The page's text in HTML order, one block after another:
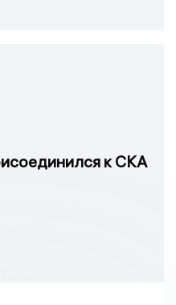
к СКА